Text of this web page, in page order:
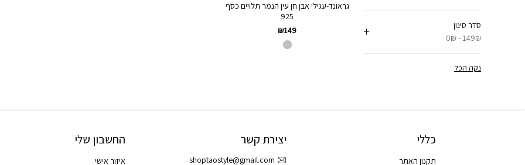
סדר סינון
0₪ - 149₪
נקה הכל
גראונד-עגילי אבן חן עין הנמר תלויים כסף
925
₪149
כללי
תקנון האתר
החשבון שלי
איזור אישי
יצירת קשר
shoptaostyle@gmail.com